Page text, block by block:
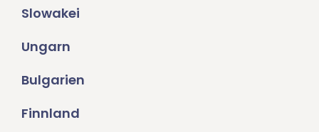
Slowakei
Ungarn
Bulgarien
Finnland